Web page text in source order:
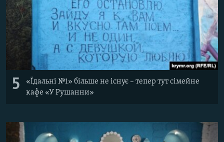
5
«Їдальні №1» більше не існує – тепер тут сімейне
кафе «У Рушанни»